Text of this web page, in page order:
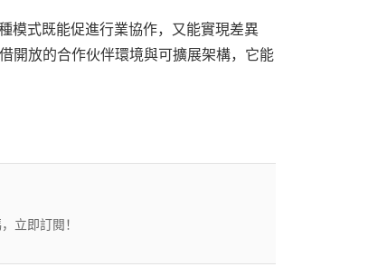
模式既能促進行業協作，又能實現差異
開放的合作伙伴環境與可擴展架構，它能
立即訂閱！